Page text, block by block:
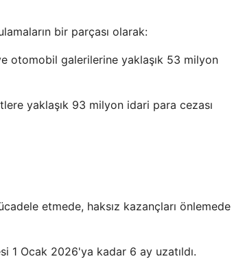
bir parçası olarak:
otomobil galerilerine yaklaşık 53 milyon
yaklaşık 93 milyon idari para cezası
etmede, haksız kazançları önlemede
1 Ocak 2026'ya kadar 6 ay uzatıldı.